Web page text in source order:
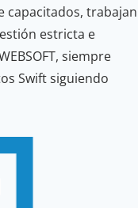
capacitados, trabajan
estricta e
siempre
Swift siguiendo